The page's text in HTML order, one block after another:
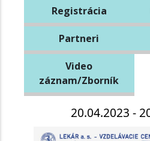
Registrácia
Partneri
Video
záznam/Zborník
20.04.2023 -